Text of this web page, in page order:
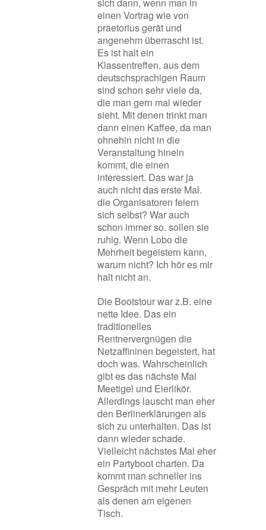
einen Vortrag wie von
praetorius gerät und
angenehm überrascht ist.
Es ist halt ein
Klassentreffen. aus dem
deutschsprachigen Raum
sind schon sehr viele da,
die man gern mal wieder
sieht. Mit denen trinkt man
dann einen Kaffee, da man
ohnehin nicht in die
Veranstaltung hinein
kommt, die einen
interessiert. Das war ja
auch nicht das erste Mal.
die Organisatoren feiern
sich selbst? War auch
schon immer so. sollen sie
ruhig. Wenn Lobo die
Mehrheit begeistern kann,
warum nicht? Ich hör es mir
halt nicht an.
Die Bootstour war z.B. eine
nette Idee. Das ein
traditionelles
Rentnervergnügen die
Netzaffininen begeistert, hat
doch was. Wahrscheinlich
gibt es das nächste Mal
Meetigel und Eierlikör.
Allerdings lauscht man eher
den Berlinerklärungen als
sich zu unterhalten. Das ist
dann wieder schade.
Vielleicht nächstes Mal eher
ein Partyboot charten. Da
kommt man schneller ins
Gespräch mit mehr Leuten
als denen am eigenen
Tisch.